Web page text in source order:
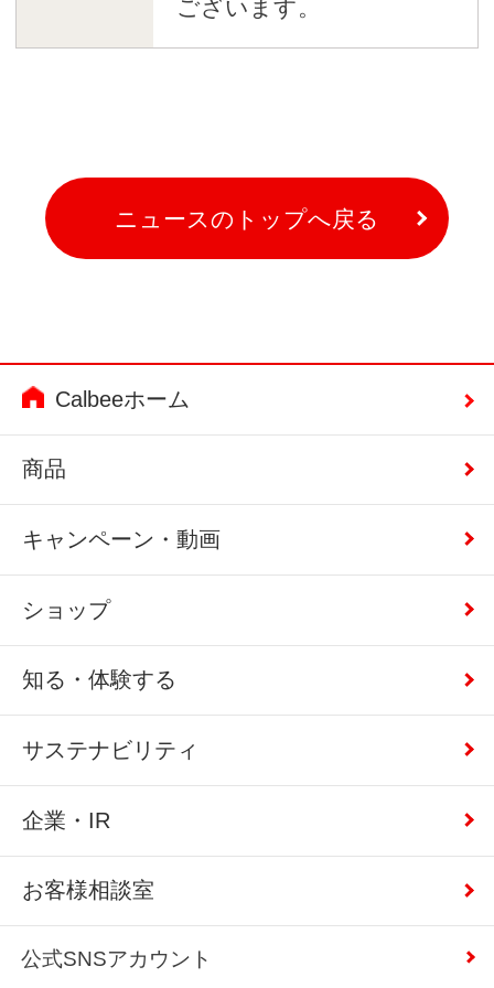
ございます。
ニュースのトップへ戻る
Calbeeホーム
商品
キャンペーン・動画
ショップ
知る・体験する
サステナビリティ
企業・IR
お客様相談室
公式SNSアカウント